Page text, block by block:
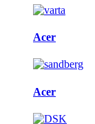
Acer
Acer